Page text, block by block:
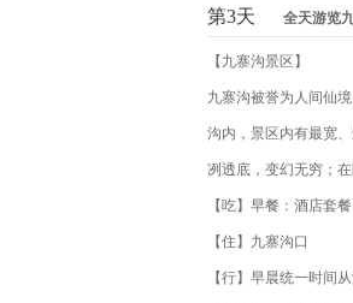
第3天 全天游览
【九寨沟景区】
九寨沟被誉为人间仙
沟内，景区内有最宽
冽透底，变幻无穷；
【吃】早餐：酒店套
【住】九寨沟口
【行】早晨统一时间